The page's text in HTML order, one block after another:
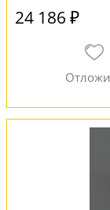
24 186 ₽